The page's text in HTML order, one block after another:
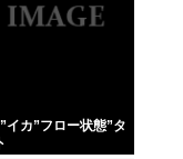
”イカ”フロー状態”タ